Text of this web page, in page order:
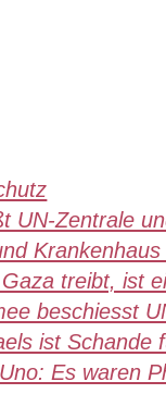
UN-Zentrale
treibt, ist
beschiesst
ist Schande
Es waren